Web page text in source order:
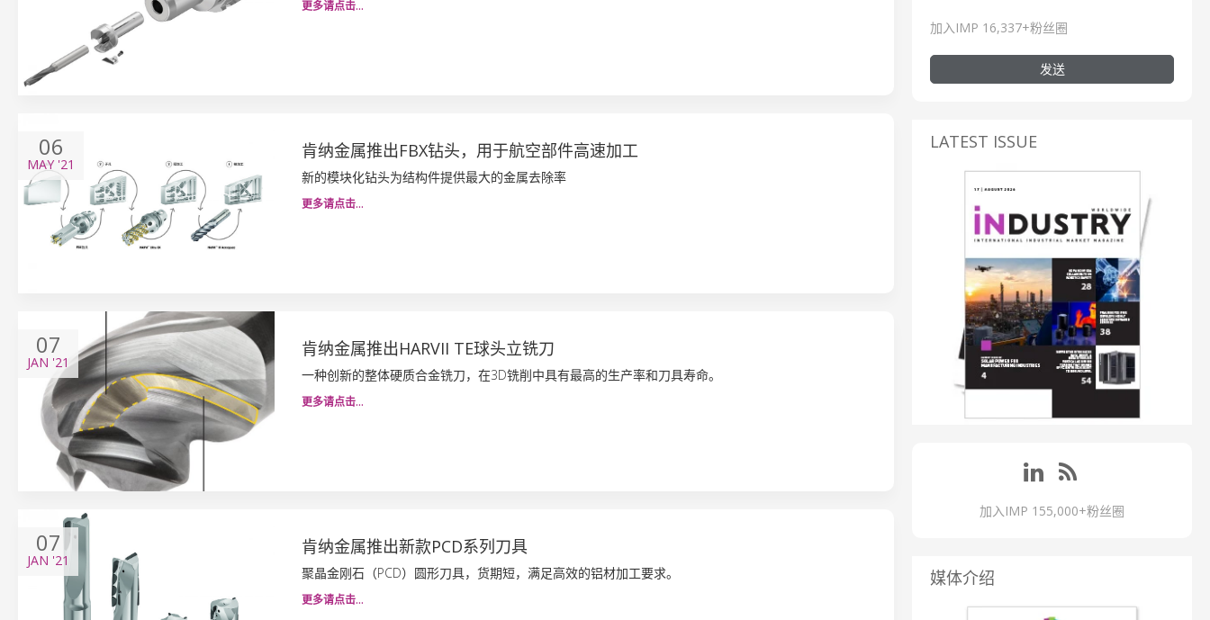
更多请点击…
06
MAY '21
肯纳金属推出FBX钻头，用于航空部件高速加工
新的模块化钻头为结构件提供最大的金属去除率
更多请点击…
07
JAN '21
肯纳金属推出HARVII TE球头立铣刀
一种创新的整体硬质合金铣刀，在3D铣削中具有最高的生产率和刀具寿命。
更多请点击…
07
JAN '21
肯纳金属推出新款PCD系列刀具
聚晶金刚石（PCD）圆形刀具，货期短，满足高效的铝材加工要求。
更多请点击…
加入IMP 16,337+粉丝圈
发送
LATEST ISSUE
加入IMP 155,000+粉丝圈
媒体介绍